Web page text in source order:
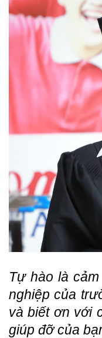
Tự hào là
nghiệp của
và biết ơn với
giúp đỡ của